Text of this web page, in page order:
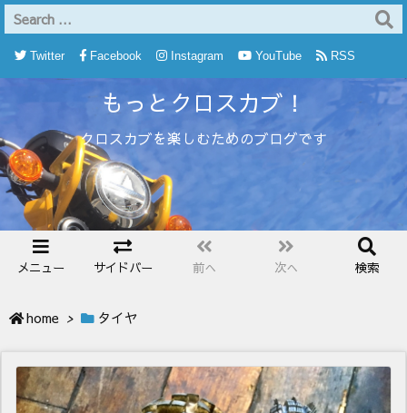
もっとクロスカブ！
クロスカブを楽しむためのブログです
メニュー サイドバー 前へ 次へ 検索
Twitter Facebook Instagram YouTube RSS
home > タイヤ